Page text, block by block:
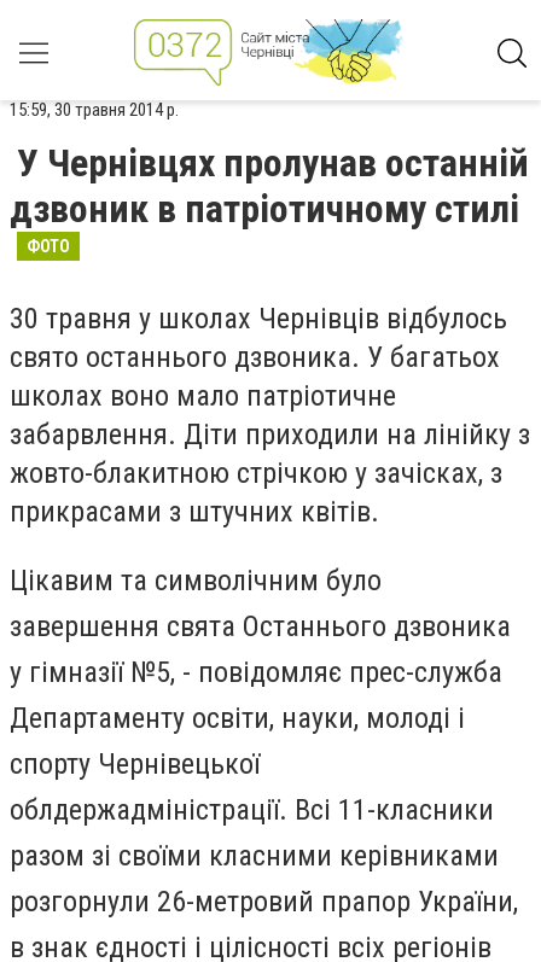
15:59, 30 травня 2014 р.
У Чернівцях пролунав останній
дзвоник в патріотичному стилі
ФОТО
30 травня у школах Чернівців відбулось
свято останнього дзвоника. У багатьох
школах воно мало патріотичне
забарвлення. Діти приходили на лінійку з
жовто-блакитною стрічкою у зачісках, з
прикрасами з штучних квітів.
Цікавим та символічним було
завершення свята Останнього дзвоника
у гімназії №5, - повідомляє прес-служба
Департаменту освіти, науки, молоді і
спорту Чернівецької
облдержадміністрації. Всі 11-класники
разом зі своїми класними керівниками
розгорнули 26-метровий прапор України,
в знак єдності і цілісності всіх регіонів